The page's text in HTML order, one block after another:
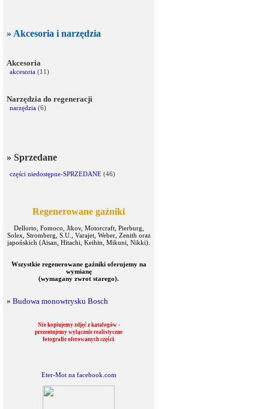
» Akcesoria i narzędzia
Akcesoria
akcesoria (11)
Narzędzia do regeneracji
narzędzia (6)
» Sprzedane
części niedostępne-SPRZEDANE (46)
Regenerowane gaźniki
Dellorto, Fomoco, Jikov, Motorcraft, Pierburg,
Solex, Stromberg, S.U., Varajet, Weber, Zenith oraz
japońskich (Aisan, Hitachi, Keihin, Mikuni, Nikki).
Wszystkie regenerowane gaźniki oferujemy na
wymianę
(wymagany zwrot starego).
» Budowa monowtrysku Bosch
Nie kopiujemy zdjęć z katalogów -
prezentujemy wyłącznie realistyczne
fotografie oferowanych części.
Eter-Mot na facebook.com